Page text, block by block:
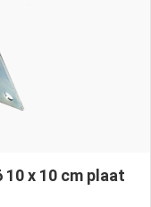
x 10 cm plaat